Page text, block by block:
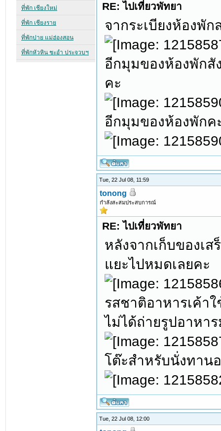
RE: ไปเที่ยวพัทยา
จากระเบียงห้องพั
อีกมุมของห้องพักสั
คะ
อีกมุมของห้องพักค
Tue, 22 Jul 08, 11:59
tonong
กำลังสะสมประสบการณ์
RE: ไปเที่ยวพัทยา
หลังจากเก็บของเ
แยะไปหมดเลยคะ
รสชาติอาหารเค้า
ไม่ได้ถ่ายรูปอาหา
โต๊ะสำหรับนั่งทาน
Tue, 22 Jul 08, 12:00